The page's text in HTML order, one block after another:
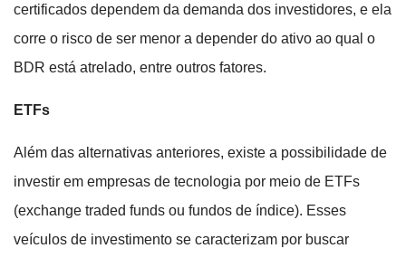
certificados dependem da demanda dos investidores, e ela
corre o risco de ser menor a depender do ativo ao qual o
BDR está atrelado, entre outros fatores.
ETFs
Além das alternativas anteriores, existe a possibilidade de
investir em empresas de tecnologia por meio de ETFs
(exchange traded funds ou fundos de índice). Esses
veículos de investimento se caracterizam por buscar